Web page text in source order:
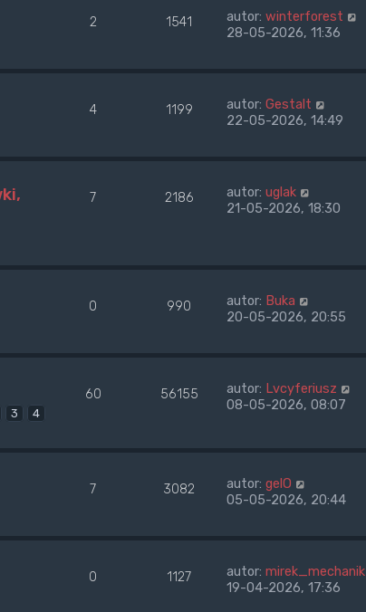
2 1541 autor: winterforest
28-05-2026, 11:36
4 1199 autor: Gestalt
22-05-2026, 14:49
7 2186 autor: uglak
21-05-2026, 18:30
0 990 autor: Buka
20-05-2026, 20:55
3 4
60 56155 autor: Lvcyferiusz
08-05-2026, 08:07
7 3082 autor: gelO
05-05-2026, 20:44
0 1127 autor: mirek_mechanik
19-04-2026, 17:36